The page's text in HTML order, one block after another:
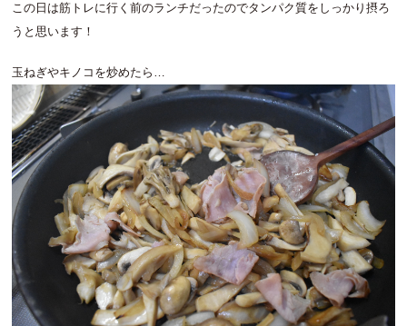
この日は筋トレに行く前のランチだったのでタンパク質をしっかり摂ろ
うと思います！
玉ねぎやキノコを炒めたら…